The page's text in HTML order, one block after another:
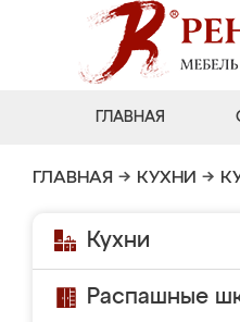
ГЛАВНАЯ
ГЛАВНАЯ → КУХНИ →
Кухни
Распашные